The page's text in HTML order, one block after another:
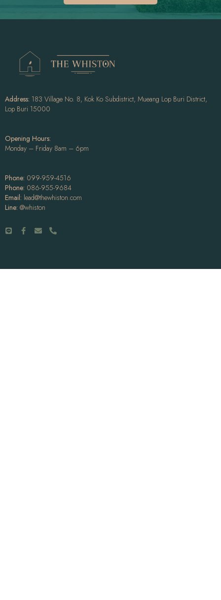
Address: 183 Village No. 8, Kok Ko Subdistrict, Mueang Lop Buri District,
Lop Buri 15000
Opening Hours:
Monday – Friday 8am – 6pm
Phone: 099-959-4516
Phone: 086-955-9684
Email: lead@thewhiston.com
Line: @whiston